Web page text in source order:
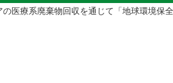
医療系廃棄物回収を通じて「地球環境保